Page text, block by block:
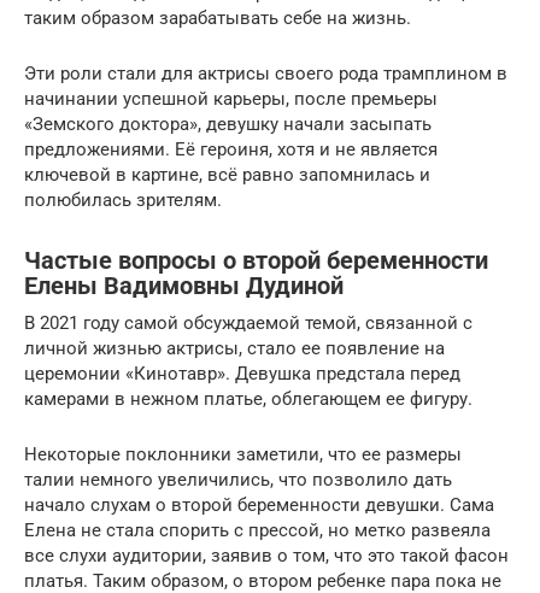
таким образом зарабатывать себе на жизнь.
Эти роли стали для актрисы своего рода трамплином в
начинании успешной карьеры, после премьеры
«Земского доктора», девушку начали засыпать
предложениями. Её героиня, хотя и не является
ключевой в картине, всё равно запомнилась и
полюбилась зрителям.
Частые вопросы о второй беременности
Елены Вадимовны Дудиной
В 2021 году самой обсуждаемой темой, связанной с
личной жизнью актрисы, стало ее появление на
церемонии «Кинотавр». Девушка предстала перед
камерами в нежном платье, облегающем ее фигуру.
Некоторые поклонники заметили, что ее размеры
талии немного увеличились, что позволило дать
начало слухам о второй беременности девушки. Сама
Елена не стала спорить с прессой, но метко развеяла
все слухи аудитории, заявив о том, что это такой фасон
платья. Таким образом, о втором ребенке пара пока не